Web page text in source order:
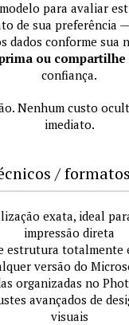
para avaliar
de sua preferência —
dados conforme sua
ou compartilhe
confiança.
Nenhum custo
imediato.
/
exata, ideal
impressão direta
estrutura totalmente
versão do
organizadas no
avançados de
visuais